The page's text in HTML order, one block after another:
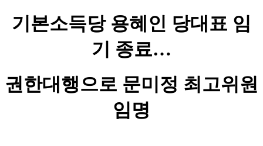
기본소득당 용혜인 당대표 임
기 종료…
권한대행으로 문미정 최고위원
임명